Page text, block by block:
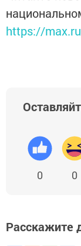
https://
0 0
Расскажите